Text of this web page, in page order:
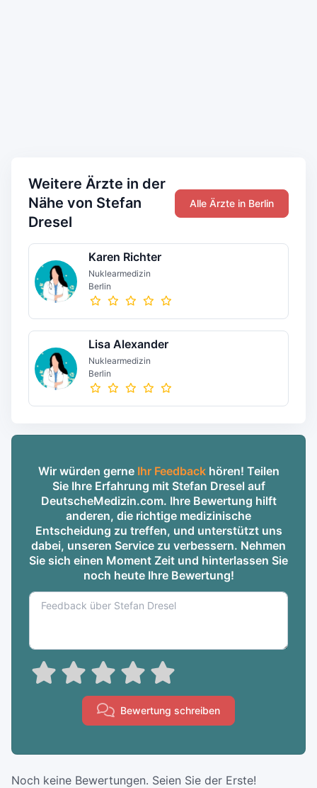
Weitere Ärzte in der
Nähe von Stefan
Dresel
Alle Ärzte in Berlin
Karen Richter
Nuklearmedizin
Berlin
Lisa Alexander
Nuklearmedizin
Berlin
Wir würden gerne Ihr Feedbackhören! Teilen
Sie Ihre Erfahrung mit Stefan Dresel auf
DeutscheMedizin.com. Ihre Bewertung hilft
anderen, die richtige medizinische
Entscheidung zu treffen, und unterstützt uns
dabei, unseren Service zu verbessern. Nehmen
Sie sich einen Moment Zeit und hinterlassen Sie
noch heute Ihre Bewertung!
Bewertung schreiben
Noch keine Bewertungen. Seien Sie der Erste!